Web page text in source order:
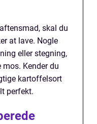
skal du
at lave. Nogle
eller stegning,
mos. Kender du
kartoffelsort
perfekt.